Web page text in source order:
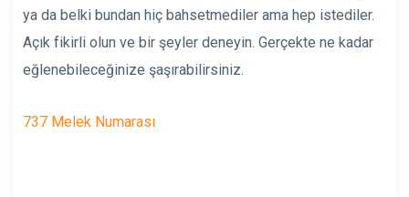
ya da belki bundan hiç bahsetmediler ama hep istediler.
Açık fikirli olun ve bir şeyler deneyin. Gerçekte ne kadar
eğlenebileceğinize şaşırabilirsiniz.
737 Melek Numarası